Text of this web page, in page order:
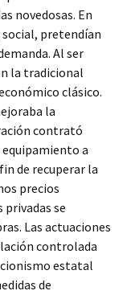
novedosas. En
social, pretendían
Al ser
la tradicional
clásico.
la
contrató
a
de recuperar la
precios
privadas se
Las actuaciones
controlada
estatal
de